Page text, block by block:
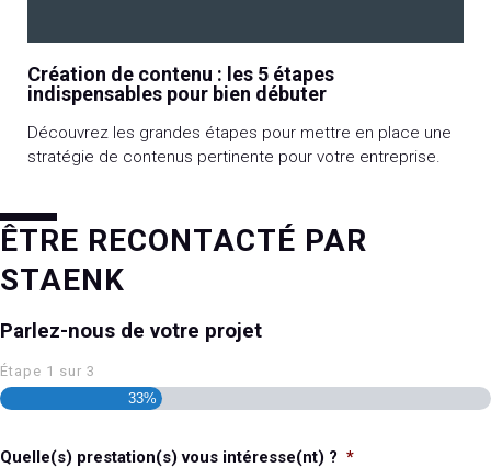
Création de contenu : les 5 étapes
indispensables pour bien débuter
Découvrez les grandes étapes pour mettre en place une
stratégie de contenus pertinente pour votre entreprise.
ÊTRE RECONTACTÉ PAR
STAENK
Parlez-nous de votre projet
Étape 1 sur 3
33%
Quelle(s) prestation(s) vous intéresse(nt) ? *